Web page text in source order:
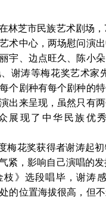
林芝市民族艺术剧场
术中心，两场慰问演
宇、边点旺久、陈小
谢涛等梅花奖艺术家
个剧种有每个剧种的
出来呈现，虽然只有两
展现了中华民族优
梅花奖获得者谢涛起
紧，影响自己演唱的发
枝》选段唱毕，谢涛
的位置海拔很高，但